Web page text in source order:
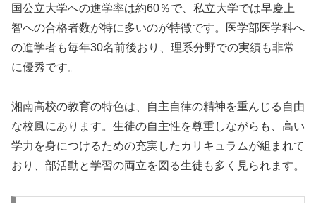
国公立大学への進学率は約60％で、私立大学では早慶上
智への合格者数が特に多いのが特徴です。医学部医学科へ
の進学者も毎年30名前後おり、理系分野での実績も非常
に優秀です。
湘南高校の教育の特色は、自主自律の精神を重んじる自由
な校風にあります。生徒の自主性を尊重しながらも、高い
学力を身につけるための充実したカリキュラムが組まれて
おり、部活動と学習の両立を図る生徒も多く見られます。